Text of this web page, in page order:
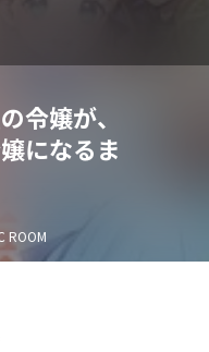
令嬢が、
になるま
ROOM